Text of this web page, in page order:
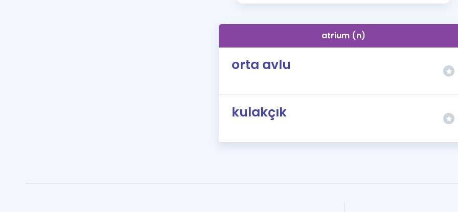
İngilizce Gramer
atrium (n)
orta avlu
kulakçık